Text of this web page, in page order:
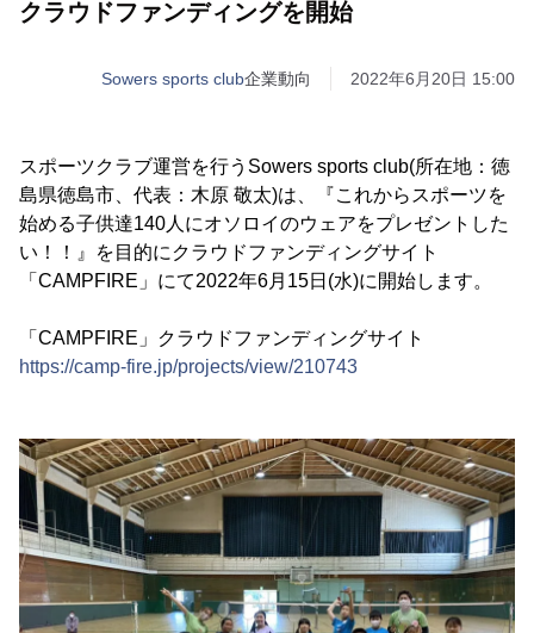
クラウドファンディングを開始
Sowers sports club企業動向 2022年6月20日 15:00
スポーツクラブ運営を行うSowers sports club(所在地：徳
島県徳島市、代表：木原 敬太)は、『これからスポーツを
始める子供達140人にオソロイのウェアをプレゼントした
い！！』を目的にクラウドファンディングサイト
「CAMPFIRE」にて2022年6月15日(水)に開始します。
「CAMPFIRE」クラウドファンディングサイト
https://camp-fire.jp/projects/view/210743